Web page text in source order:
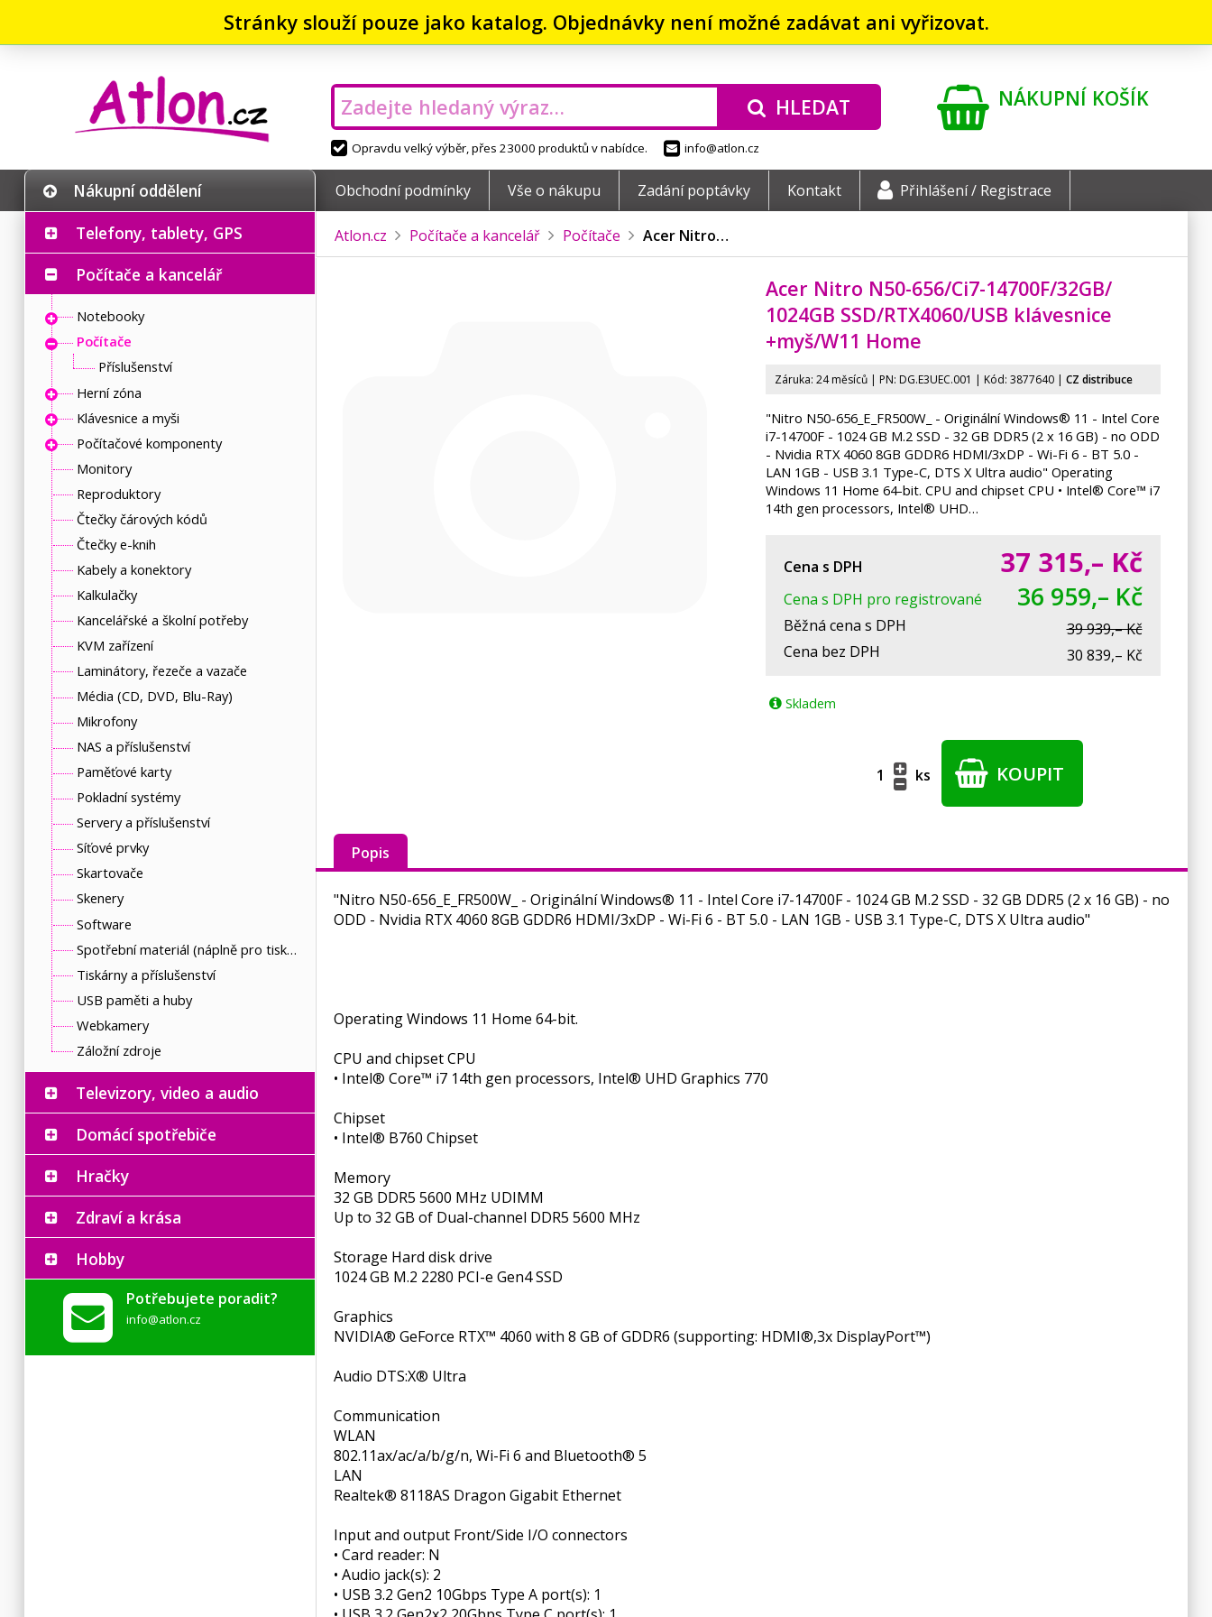
Stránky slouží pouze jako katalog. Objednávky není možné zadávat ani vyřizovat.
HLEDAT
Opravdu velký výběr, přes 23000 produktů v nabídce. info@atlon.cz
NÁKUPNÍ KOŠÍK
Nákupní oddělení Obchodní podmínky Vše o nákupu Zadání poptávky Kontakt Přihlášení / Registrace
Telefony, tablety, GPS
Počítače a kancelář
Notebooky
Počítače
Příslušenství
Herní zóna
Klávesnice a myši
Počítačové komponenty
Monitory
Reproduktory
Čtečky čárových kódů
Čtečky e-knih
Kabely a konektory
Kalkulačky
Kancelářské a školní potřeby
KVM zařízení
Laminátory, řezeče a vazače
Média (CD, DVD, Blu-Ray)
Mikrofony
NAS a příslušenství
Paměťové karty
Pokladní systémy
Servery a příslušenství
Síťové prvky
Skartovače
Skenery
Software
Spotřební materiál (náplně pro tiskárny a další)
Tiskárny a příslušenství
USB paměti a huby
Webkamery
Záložní zdroje
Televizory, video a audio
Domácí spotřebiče
Hračky
Zdraví a krása
Hobby
Potřebujete poradit?
info@atlon.cz
Atlon.cz Počítače a kancelář Počítače Acer Nitro…
Acer Nitro N50-656/Ci7-14700F/32GB/
1024GB SSD/RTX4060/USB klávesnice
+myš/W11 Home
Záruka: 24 měsíců | PN: DG.E3UEC.001 | Kód: 3877640 | CZ distribuce
"Nitro N50-656_E_FR500W_ - Originální Windows® 11 - Intel Core
i7-14700F - 1024 GB M.2 SSD - 32 GB DDR5 (2 x 16 GB) - no ODD
- Nvidia RTX 4060 8GB GDDR6 HDMI/3xDP - Wi-Fi 6 - BT 5.0 -
LAN 1GB - USB 3.1 Type-C, DTS X Ultra audio" Operating
Windows 11 Home 64-bit. CPU and chipset CPU • Intel® Core™ i7
14th gen processors, Intel® UHD…
Cena s DPH 37 315,– Kč
Cena s DPH pro registrované 36 959,– Kč
Běžná cena s DPH
39 939,– Kč
Cena bez DPH
30 839,– Kč
Skladem
ks KOUPIT
Popis
"Nitro N50-656_E_FR500W_ - Originální Windows® 11 - Intel Core i7-14700F - 1024 GB M.2 SSD - 32 GB DDR5 (2 x 16 GB) - no
ODD - Nvidia RTX 4060 8GB GDDR6 HDMI/3xDP - Wi-Fi 6 - BT 5.0 - LAN 1GB - USB 3.1 Type-C, DTS X Ultra audio"
Operating Windows 11 Home 64-bit.
CPU and chipset CPU
• Intel® Core™ i7 14th gen processors, Intel® UHD Graphics 770
Chipset
• Intel® B760 Chipset
Memory
32 GB DDR5 5600 MHz UDIMM
Up to 32 GB of Dual-channel DDR5 5600 MHz
Storage Hard disk drive
1024 GB M.2 2280 PCI-e Gen4 SSD
Graphics
NVIDIA® GeForce RTX™ 4060 with 8 GB of GDDR6 (supporting: HDMI®,3x DisplayPort™)
Audio DTS:X® Ultra
Communication
WLAN
802.11ax/ac/a/b/g/n, Wi-Fi 6 and Bluetooth® 5
LAN
Realtek® 8118AS Dragon Gigabit Ethernet
Input and output Front/Side I/O connectors
• Card reader: N
• Audio jack(s): 2
• USB 3.2 Gen2 10Gbps Type A port(s): 1